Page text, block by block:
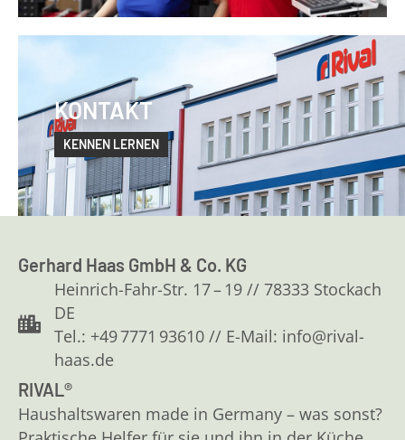
KONTAKT
KENNEN LERNEN
Gerhard Haas GmbH & Co. KG
Heinrich-Fahr-Str. 17 – 19 // 78333 Stockach
DE
Tel.: +49 7771 93610 // E-Mail: info@rival-
haas.de
RIVAL®
Haushaltswaren made in Germany – was sonst?